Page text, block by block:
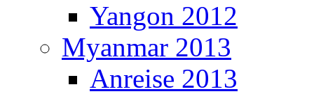
Yangon 2012
Myanmar 2013
Anreise 2013